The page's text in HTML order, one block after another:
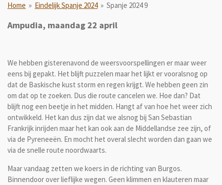
Home » Eindelijk Spanje 2024 » Spanje 2024 9
Ampudia, maandag 22 april
We hebben gisterenavond de weersvoorspellingen er maar weer
eens bij gepakt. Het blijft puzzelen maar het lijkt er vooralsnog op
dat de Baskische kust storm en regen krijgt. We hebben geen zin
om dat op te zoeken. Dus die route cancelen we. Hoe dan? Dat
blijft nog een beetje in het midden. Hangt af van hoe het weer zich
ontwikkeld. Het kan dus zijn dat we alsnog bij San Sebastian
Frankrijk inrijden maar het kan ook aan de Middellandse zee zijn, of
via de Pyreneeën. En mocht het overal slecht worden dan gaan we
via de snelle route noordwaarts.
Maar vandaag zetten we koers in de richting van Burgos.
Binnendoor over lieflijke wegen. Geen klimmen en klauteren maar